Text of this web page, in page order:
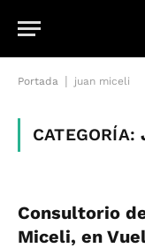
Portada juan miceli
CATEGORÍA:
Consultorio
Miceli, en